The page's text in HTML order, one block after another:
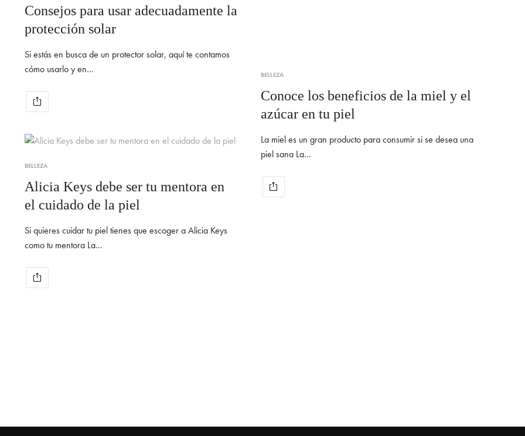
Consejos para usar adecuadamente la
protección solar
Si estás en busca de un protector solar, aquí te contamos
cómo usarlo y en…
BELLEZA
Conoce los beneficios de la miel y el
azúcar en tu piel
La miel es un gran producto para consumir si se desea una
piel sana La…
BELLEZA
Alicia Keys debe ser tu mentora en
el cuidado de la piel
Si quieres cuidar tu piel tienes que escoger a Alicia Keys
como tu mentora La…